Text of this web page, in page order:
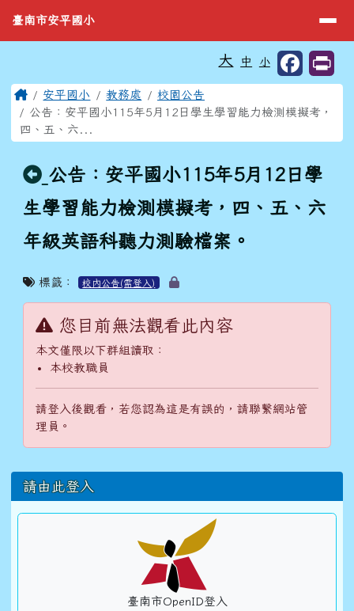
臺南市安平國小
導覽列
臺南市安平國小
⏸
大 中 小
主內容區域
Home安平國小 教務處
校園公告
公告：安平國小115年5月12日學生學習能力檢測模擬考，
四、五、六...
回上頁
公告：安平國小115年5月12日學
生學習能力檢測模擬考，四、五、六
年級英語科聽力測驗檔案。
標籤： 校內公告(需登入)
您目前無法觀看此內容
本文僅限以下群組讀取：
本校教職員
請登入後觀看，若您認為這是有誤的，請聯繫網站管
理員。
左邊區域內容
請由此登入
臺南市OpenID登入
頁尾區域